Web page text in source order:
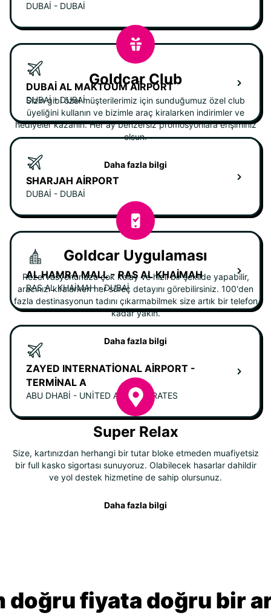
DUBAI - DUBAI
DUBAI AL MAKTOUM AIRPORT
DUBAI - DUBAI
SHARJAH AIRPORT
DUBAI - DUBAI
AL HAMRA MALL - RAS AL KHAIMAH
RAS AL KHAIMAH - DUBAI
ZAYED INTERNATIONAL AIRPORT -
TERMINAL A
ABU DHABI - UNITED ARAB EMIRATES
Goldcar Club
Sizin gibi özel müşterilerimiz için sunduğumuz özel club
üyeliğini kullanın ve bizimle araç kiralarken indirimler ve
hediyeler kazanın. Her ay benzersiz promosyonlara erişiminiz
olsun.
Daha fazla bilgi
Goldcar Uygulaması
Rezervasyonunuzu çok kolay ve hızlı bir şekilde yapabilir,
aracınızı kiralarken her süreç detayını görebilirsiniz. 100'den
fazla destinasyonun tadını çıkarmabilmek size artık bir telefon
kadar yakın.
Daha fazla bilgi
Super Relax
Size, kartınızdan herhangi bir tutar bloke etmeden muafiyetsiz
bir full kasko sigortası sunuyoruz. Olabilecek hasarlar dahildir
ve yol destek hizmetine de sahip olursunuz.
Daha fazla bilgi
doğru fiyata doğru bir